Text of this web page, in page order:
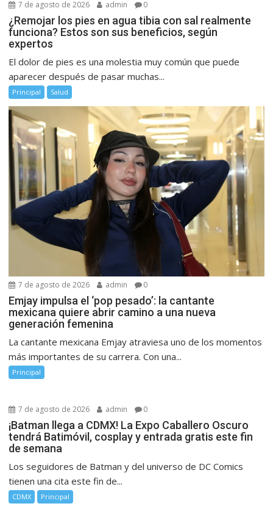
7 de agosto de 2026 admin 0
¿Remojar los pies en agua tibia con sal realmente
funciona? Estos son sus beneficios, según
expertos
El dolor de pies es una molestia muy común que puede
aparecer después de pasar muchas...
Principal Salud
7 de agosto de 2026 admin 0
Emjay impulsa el ‘pop pesado’: la cantante
mexicana quiere abrir camino a una nueva
generación femenina
La cantante mexicana Emjay atraviesa uno de los momentos
más importantes de su carrera. Con una...
Principal
7 de agosto de 2026 admin 0
¡Batman llega a CDMX! La Expo Caballero Oscuro
tendrá Batimóvil, cosplay y entrada gratis este fin
de semana
Los seguidores de Batman y del universo de DC Comics
tienen una cita este fin de...
CDMX Principal